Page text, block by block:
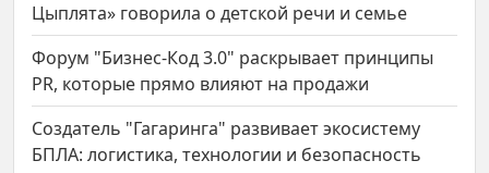
Цыплята» говорила о детской речи и семье
Форум "Бизнес-Код 3.0" раскрывает принципы
PR, которые прямо влияют на продажи
Создатель "Гагаринга" развивает экосистему
БПЛА: логистика, технологии и безопасность